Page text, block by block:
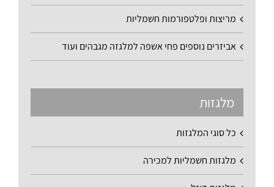
מריצות ופלטפורמות חשמליות
אביזרים נוספים פחי אשפה למלגזה מגבהים ועוד
מלגזות
כל סוגי המלגזות
מלגזות חשמליות למכירה